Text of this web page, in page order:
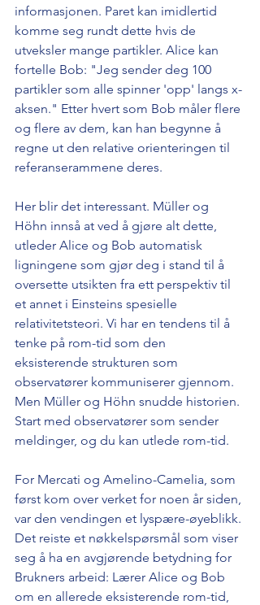
informasjonen. Paret kan imidlertid
komme seg rundt dette hvis de
utveksler mange partikler. Alice kan
fortelle Bob: "Jeg sender deg 100
partikler som alle spinner 'opp' langs x-
aksen." Etter hvert som Bob måler flere
og flere av dem, kan han begynne å
regne ut den relative orienteringen til
referanserammene deres.
Her blir det interessant. Müller og
Höhn innså at ved å gjøre alt dette,
utleder Alice og Bob automatisk
ligningene som gjør deg i stand til å
oversette utsikten fra ett perspektiv til
et annet i Einsteins spesielle
relativitetsteori. Vi har en tendens til å
tenke på rom-tid som den
eksisterende strukturen som
observatører kommuniserer gjennom.
Men Müller og Höhn snudde historien.
Start med observatører som sender
meldinger, og du kan utlede rom-tid.
For Mercati og Amelino-Camelia, som
først kom over verket for noen år siden,
var den vendingen et lyspære-øyeblikk.
Det reiste et nøkkelspørsmål som viser
seg å ha en avgjørende betydning for
Brukners arbeid: Lærer Alice og Bob
om en allerede eksisterende rom-tid,